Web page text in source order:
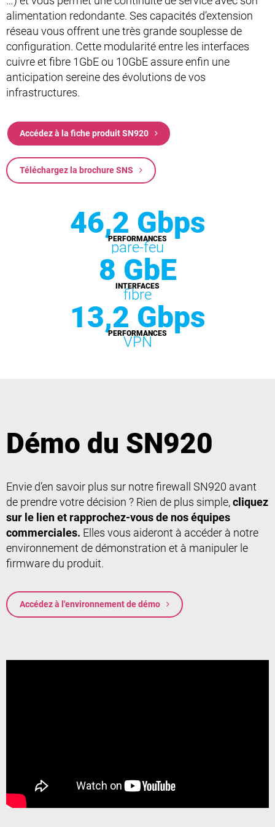
alimentation redondante. Ses capacités d’extension
réseau vous offrent une très grande souplesse de
configuration. Cette modularité entre les interfaces
cuivre et fibre 1GbE ou 10GbE assure enfin une
anticipation sereine des évolutions de vos
infrastructures.
Accédez à la fiche produit SN920
Téléchargez la brochure SNS
46,2 Gbps
PERFORMANCES
pare-feu
8 GbE
INTERFACES
fibre
13,2 Gbps
PERFORMANCES
VPN
Démo du SN920
Envie d’en savoir plus sur notre firewall SN920 avant
de prendre votre décision ? Rien de plus simple, cliquez
sur le lien et rapprochez-vous de nos équipes
commerciales. Elles vous aideront à accéder à notre
environnement de démonstration et à manipuler le
firmware du produit.
Accédez à l'environnement de démo